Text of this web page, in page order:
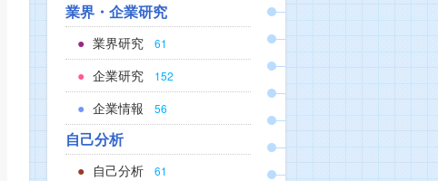
業界・企業研究
業界研究 61
企業研究 152
企業情報 56
自己分析
自己分析 61